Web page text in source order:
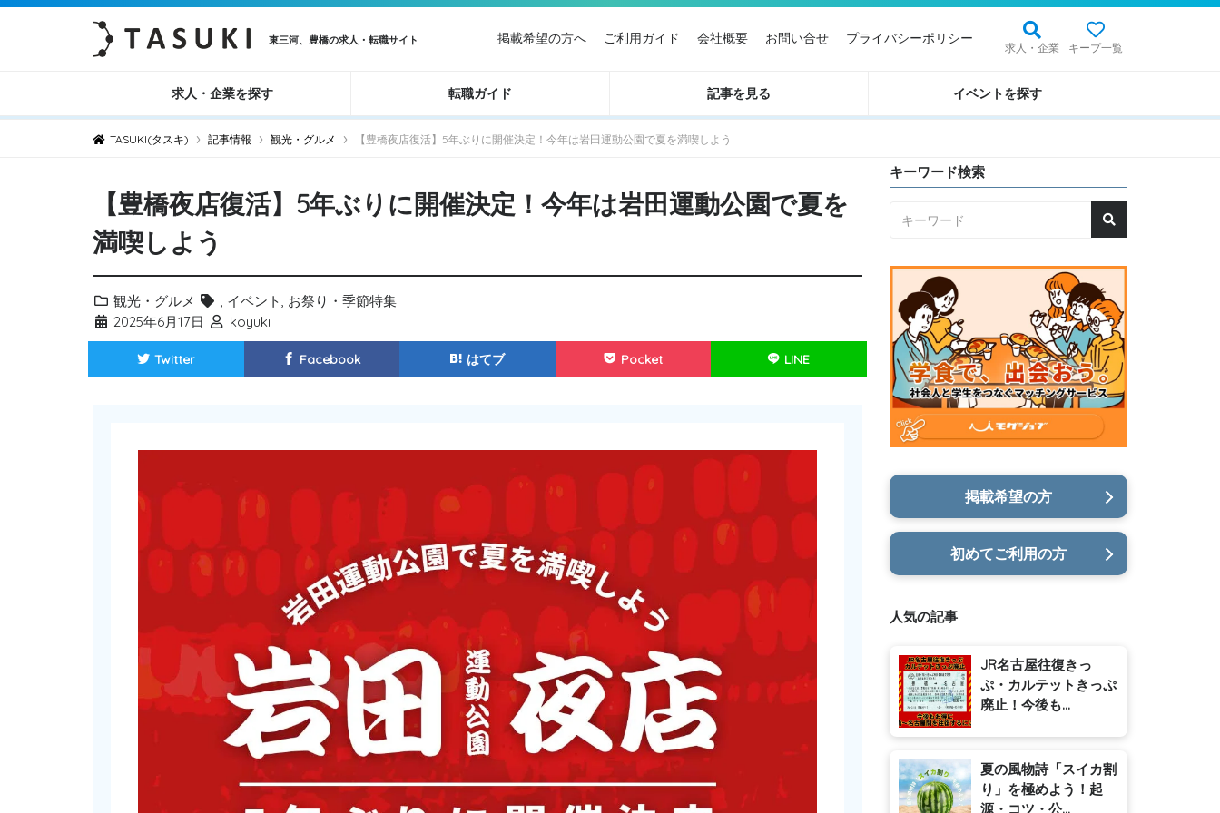
東三河、豊橋の求人・転職サイト
求人・企業 キープ一覧
掲載希望の方へ ご利用ガイド 会社概要 お問い合せ プライバシーポリシー
求人・企業を探す 転職ガイド 記事を見る イベントを探す
TASUKI(タスキ) › 記事情報 › 観光・グルメ › 【豊橋夜店復活】5年ぶりに開催決定！今年は岩田運動公園で夏を満喫しよう
【豊橋夜店復活】5年ぶりに開催決定！今年は岩田運動公園で夏を
満喫しよう
観光・グルメ , イベント, お祭り・季節特集
2025年6月17日
koyuki
Twitter Facebook はてブ Pocket LINE
キーワード検索
掲載希望の方
初めてご利用の方
人気の記事
JR名古屋往復きっ
ぷ・カルテットきっぷ
廃止！今後も...
夏の風物詩「スイカ割
り」を極めよう！起
源・コツ・公...